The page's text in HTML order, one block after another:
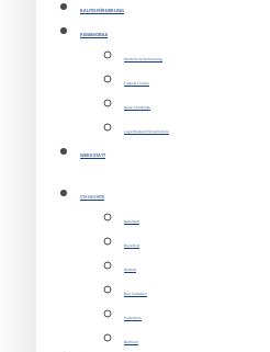
E-AUTO-FÖRDERUNG
REISEMOBILE
Modelle & Vermietung
Tipps & Touren
Reise Checkliste
Lagerbestand Reisemobile
WERKSTATT
STANDORTE
Gütersloh
Bielefeld
Herford
Bad Salzuflen
Paderborn
Detmold